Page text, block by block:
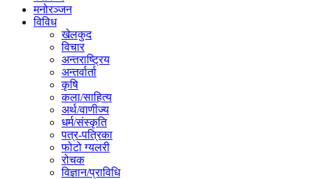
मनोरञ्जन
विविध
खेलकुद
विचार
अन्तराष्ट्रिय
अन्तर्वार्ता
कृषि
कला/साहित्य
अर्थ/वाणीज्य
धर्म/संस्कृति
पत्र-पत्रिका
फोटो ग्यलरी
रोचक
विज्ञान/प्राविधि